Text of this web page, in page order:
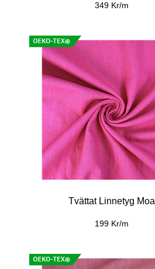
349 Kr/m
Tvättat Linnetyg Moa
199 Kr/m